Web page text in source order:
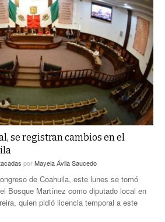
HISTORIA
GALLITO
GREM
se registran cambios en el
porMayela Ávila Saucedo
de Coahuila, este lunes se tomó
Bosque Martínez como diputado local en
quien pidió licencia temporal a este